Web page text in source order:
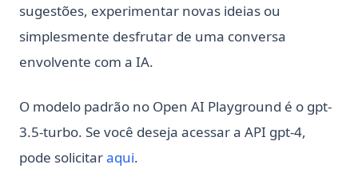
Python os Module: File and Directory Operations Guide
Python subprocess: Execute comandos externos a partir do
Python (Guia completo)
(Complete Guide)
Python unittest: Escreva e Execute Testes Unitários (Guia
sugestões, experimentar novas ideias ou
simplesmente desfrutar de uma conversa
envolvente com a IA.
O modelo padrão no Open AI Playground é o gpt-
3.5-turbo. Se você deseja acessar a API gpt-4,
pode solicitaraqui(opens in a new tab)
.